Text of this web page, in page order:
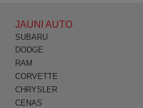
JAUNI AUTO
SUBARU
DODGE
RAM
CORVETTE
CHRYSLER
CENAS